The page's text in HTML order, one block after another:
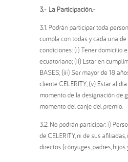
3.- La Participación.-
3.1. Podrán participar toda
cumpla con todas y cada una
condiciones: (i) Tener domicilio
ecuatoriano; (ii) Estar en
BASES; (iii) Ser mayor de 18
cliente CELERITY; (v) Estar al
momento de la designación de
momento del canje del premio.
3.2. No podrán participar: i)
de CELERITY, ni de sus
directos (cónyuges, padres,